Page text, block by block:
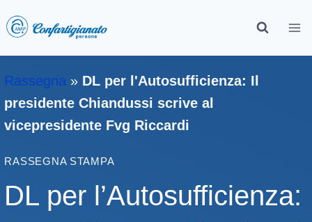
Rassegna » DL per l'Autosufficienza: Il
presidente Chiandussi scrive al
vicepresidente Fvg Riccardi
RASSEGNA STAMPA
DL per l’Autosufficienza: